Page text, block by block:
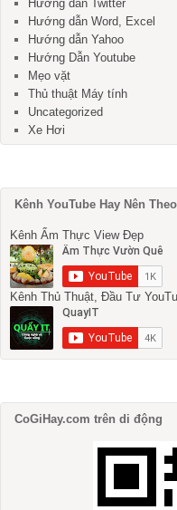
Hướng dẫn Twitter
Hướng dẫn Word, Excel
Hướng dẫn Yahoo
Hướng Dẫn Youtube
Mẹo vặt
Thủ thuật Máy tính
Uncategorized
Xe Hơi
Kênh YouTube Hay Nên
Kênh Ẩm Thực View Đẹp
Kênh Thủ Thuật, Đầu Tư
CoGiHay.com trên di động